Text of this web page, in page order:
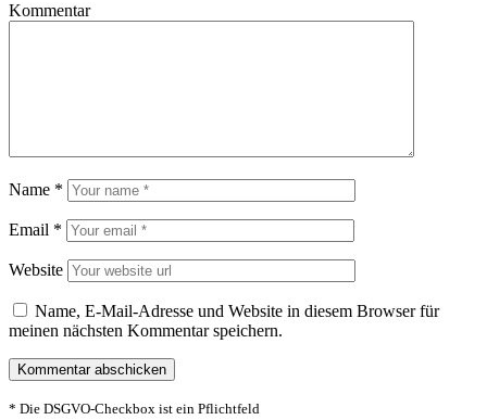
Kommentar
Name *
Email *
Website
Name, E-Mail-Adresse und Website in diesem Browser für
meinen nächsten Kommentar speichern.
* Die DSGVO-Checkbox ist ein Pflichtfeld